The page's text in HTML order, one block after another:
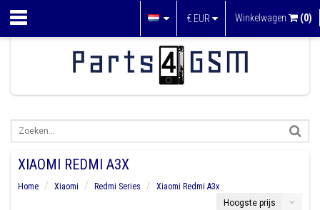
€ EUR Winkelwagen (0)
XIAOMI REDMI A3X
Home Xiaomi Redmi Series
Xiaomi Redmi A3x
Hoogste prijs